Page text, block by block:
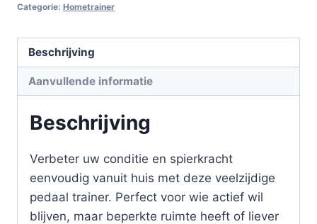
Categorie: Hometrainer
Beschrijving
Aanvullende informatie
Beschrijving
Verbeter uw conditie en spierkracht
eenvoudig vanuit huis met deze veelzijdige
pedaal trainer. Perfect voor wie actief wil
blijven, maar beperkte ruimte heeft of liever